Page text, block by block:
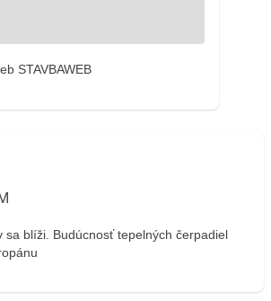
STAVBAWEB
sa blíži. Budúcnosť tepelných čerpadiel